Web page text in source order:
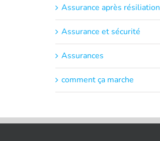
Assurance après résiliation
Assurance et sécurité
Assurances
comment ça marche